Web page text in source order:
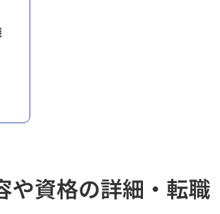
や資格の詳細・転職